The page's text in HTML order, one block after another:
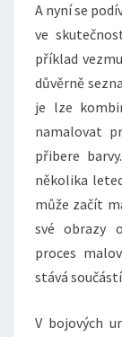
A nyní se
ve
příklad
důvěrně
je lze
namalovat
přibere
několika
může začít
své obrazy
proces
stává
V bojových